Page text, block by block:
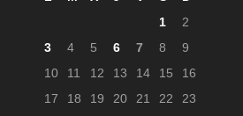
1
2
3
4 5 6 7 8
9
10
11 12 13 14 15
16
17
18 19 20 21 22
23